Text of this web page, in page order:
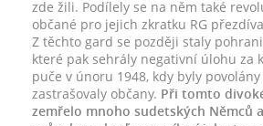
zde žili. Podílely se na něm také
občané pro jejich zkratku RG
Z těchto gard se později staly
které pak sehrály negativní úlohu za
puče v únoru 1948, kdy byly
zastrašovaly občany. Při tomto
zemřelo mnoho sudetských Němců